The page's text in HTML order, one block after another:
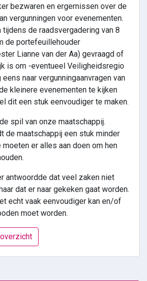
bezwaren en ergernissen over de
vergunningen voor evenementen.
tijdens de raadsvergadering van 8
de portefeuillehouder
Lianne van der Aa) gevraagd of
is om -eventueel Veiligheidsregio
eens naar vergunningaanvragen van
kleinere evenementen te kijken
dit een stuk eenvoudiger te maken.
spil van onze maatschappij.
de maatschappij een stuk minder
moeten er alles aan doen om hen
antwoordde dat veel zaken niet
dat er naar gekeken gaat worden.
echt vaak eenvoudiger kan en/of
moet worden.